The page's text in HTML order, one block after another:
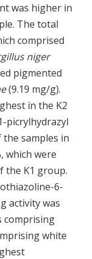
was higher in
The total
comprised
niger
pigmented
(9.19 mg/g).
in the K2
picrylhydrazyl
the samples in
which were
the K1 group.
6-
activity was
comprising
white